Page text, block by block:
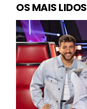
OS MAIS LIDOS